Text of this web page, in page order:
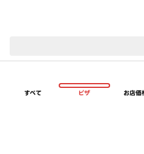
すべて ピザ お店価